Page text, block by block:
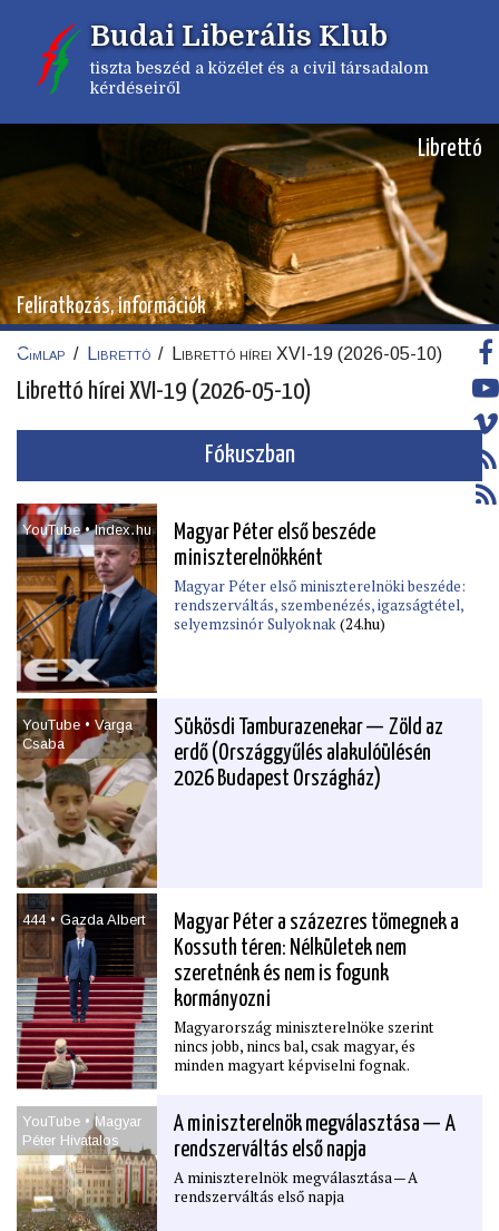
tartalomra
Budai Liberális Klub
tiszta beszéd a közélet és a civil társadalom
kérdéseiről
Librettó
Feliratkozás, információk
Címlap / Librettó / Librettó hírei XVI-19 (2026-05-10)
Librettó hírei XVI-19 (2026-05-10)
Fókuszban
YouTube • Index․hu
Magyar Péter első beszéde
miniszterelnökként
Magyar Péter első miniszterelnöki beszéde:
rendszerváltás, szembenézés, igazságtétel,
selyemzsinór Sulyoknak(24.hu)
YouTube • Varga
Csaba
Sükösdi Tamburazenekar — Zöld az
erdő (Országgyűlés alakulóülésén
2026 Budapest Országház)
444 • Gazda Albert
Magyar Péter a százezres tömegnek a
Kossuth téren: Nélkületek nem
szeretnénk és nem is fogunk
kormányozni
Magyarország miniszterelnöke szerint
nincs jobb, nincs bal, csak magyar, és
minden magyart képviselni fognak.
YouTube • Magyar
Péter Hivatalos
A miniszterelnök megválasztása — A
rendszerváltás első napja
A miniszterelnök megválasztása — A
rendszerváltás első napja